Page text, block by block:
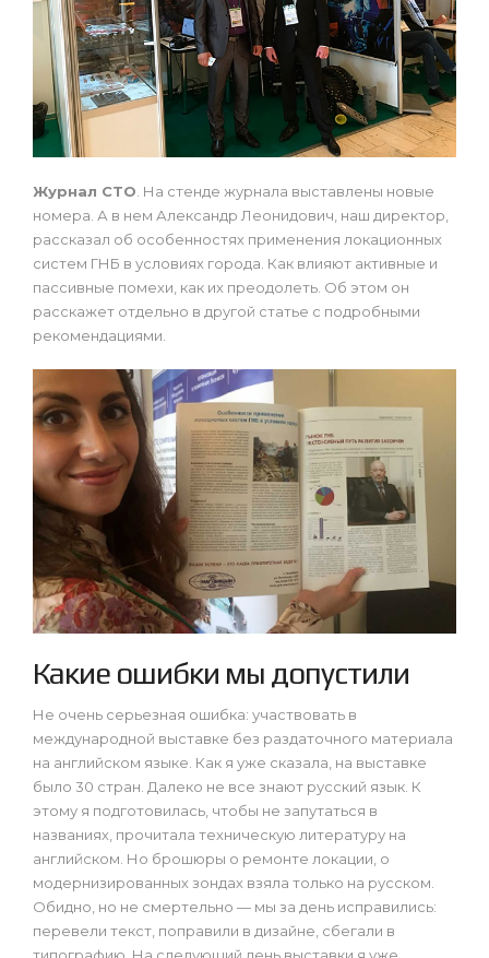
Журнал СТО . На стенде журнала выставлены новые
номера. А в нем Александр Леонидович, наш директор,
рассказал об особенностях применения локационных
систем ГНБ в условиях города. Как влияют активные и
пассивные помехи, как их преодолеть. Об этом он
расскажет отдельно в другой статье с подробными
рекомендациями.
Какие ошибки мы допустили
Не очень серьезная ошибка: участвовать в
международной выставке без раздаточного материала
на английском языке. Как я уже сказала, на выставке
было 30 стран. Далеко не все знают русский язык. К
этому я подготовилась, чтобы не запутаться в
названиях, прочитала техническую литературу на
английском. Но брошюры о ремонте локации, о
модернизированных зондах взяла только на русском.
Обидно, но не смертельно — мы за день исправились:
перевели текст, поправили в дизайне, сбегали в
типографию. На следующий день выставки я уже